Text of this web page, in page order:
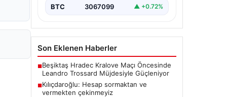
BTC 3067099 ▲ +0.72%
Son Eklenen Haberler
■Beşiktaş Hradec Kralove Maçı Öncesinde
Leandro Trossard Müjdesiyle Güçleniyor
■Kılıçdaroğlu: Hesap sormaktan ve
vermekten çekinmeyiz